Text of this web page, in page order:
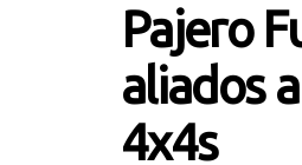
Pajero
aliados
4x4s